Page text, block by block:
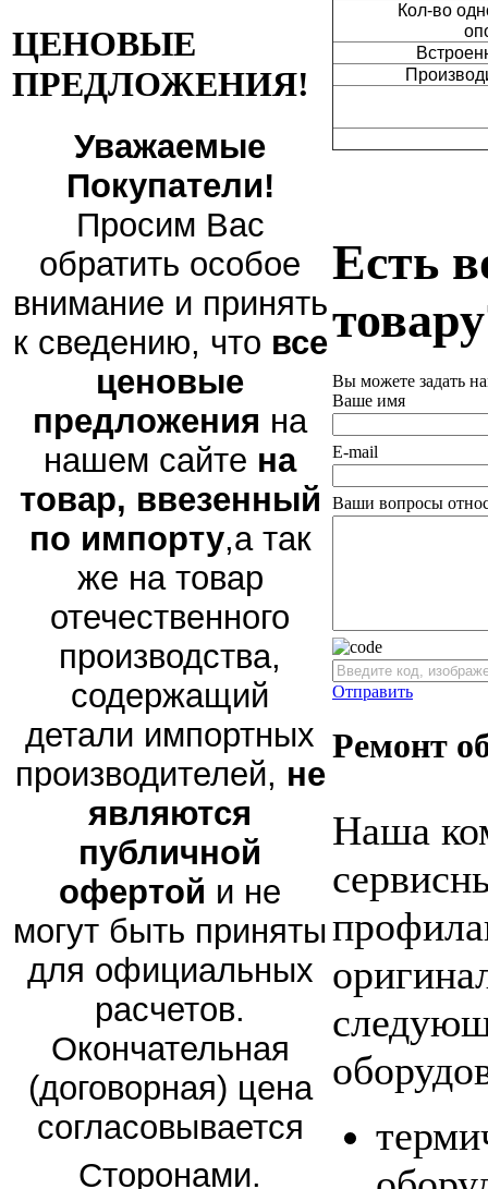
ЦЕНОВЫЕ
ПРЕДЛОЖЕНИЯ!
Уважаемые
Покупатели!
Просим Вас
обратить особое
внимание и принять
к сведению, что все
ценовые
предложения на
нашем сайте на
товар, ввезенный
по импорту,а так
же на товар
отечественного
производства,
содержащий
детали импортных
производителей, не
являются
публичной
офертой и не
могут быть приняты
для официальных
расчетов.
Окончательная
(договорная) цена
согласовывается
Сторонами.
Кол-во
Есть
Вы можете задать
Ваше имя
E-mail
Ваши вопросы
Отправить
Ремонт
Наша